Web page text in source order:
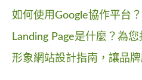
如何使用Google協作平台
Landing Page是什麼？為
形象網站設計指南，讓品牌